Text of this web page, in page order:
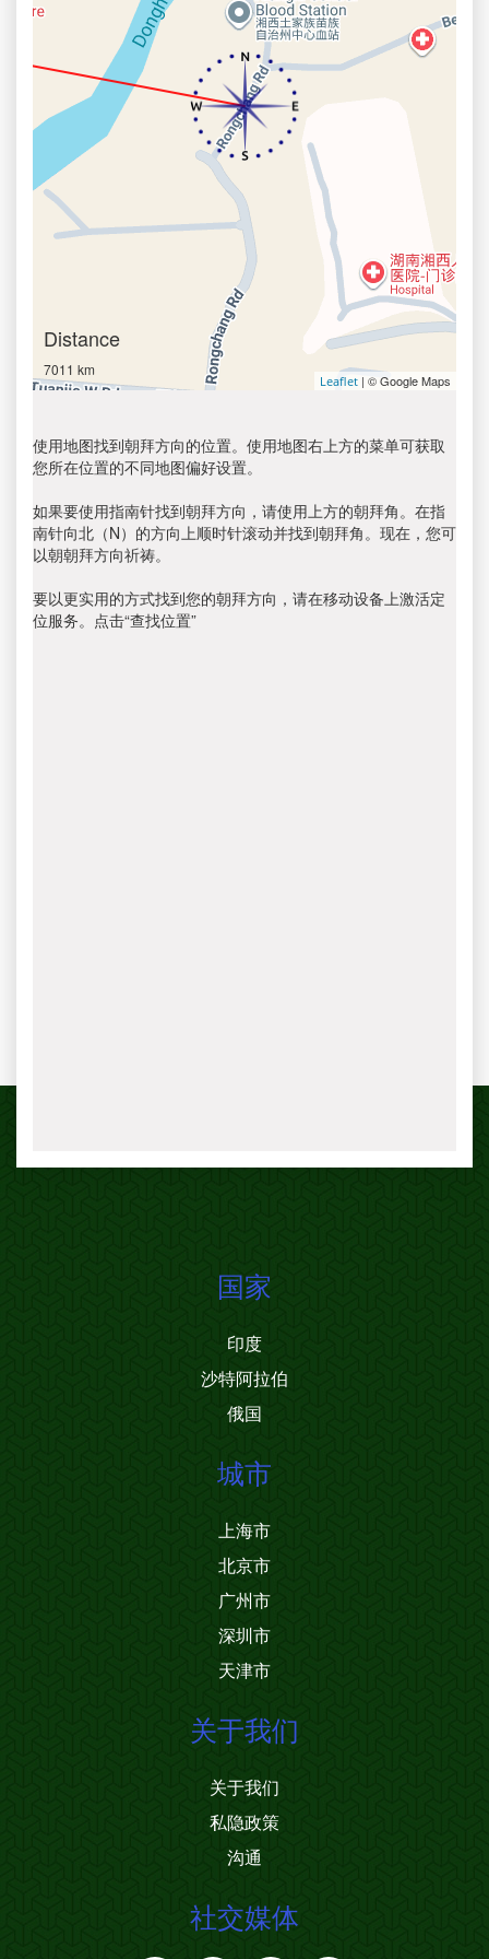
Distance
7011 km
Leaflet | © Google Maps
使用地图找到朝拜方向的位置。使用地图右上方的菜单可获取
您所在位置的不同地图偏好设置。
如果要使用指南针找到朝拜方向，请使用上方的朝拜角。在指
南针向北（N）的方向上顺时针滚动并找到朝拜角。现在，您可
以朝朝拜方向祈祷。
要以更实用的方式找到您的朝拜方向，请在移动设备上激活定
位服务。点击“查找位置”
国家
印度
沙特阿拉伯
俄国
城市
上海市
北京市
广州市
深圳市
天津市
关于我们
关于我们
私隐政策
沟通
社交媒体